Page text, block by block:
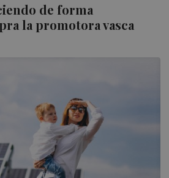
de forma
la promotora vasca